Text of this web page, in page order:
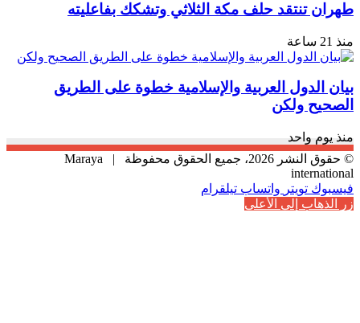
طهران تنتقد حلف مكة الثلاثي وتشكك بفاعليته
منذ 21 ساعة
بيان الدول العربية والإسلامية خطوة على الطريق
الصحيح ولكن
منذ يوم واحد
© حقوق النشر 2026، جميع الحقوق محفوظة |
Maraya
international
فيسبوك تويتر واتساب تيلقرام
زر الذهاب إلى الأعلى